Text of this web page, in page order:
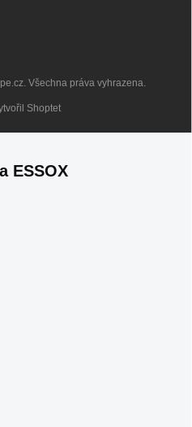
Shoptet
. Všechna práva vyhrazena.
ESSOX